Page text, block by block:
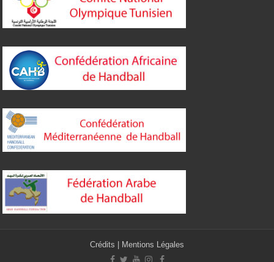
Crédits Mentions Légales